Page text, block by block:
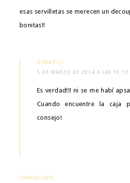
esas servilletas se merecen un
bonitas!!
PINAFILI
5 DE MARZO DE 2014 A LAS 10:13
Es verdad!!! ni se me habí
Cuando encuentre la caja
consejo!
UNKNOWN